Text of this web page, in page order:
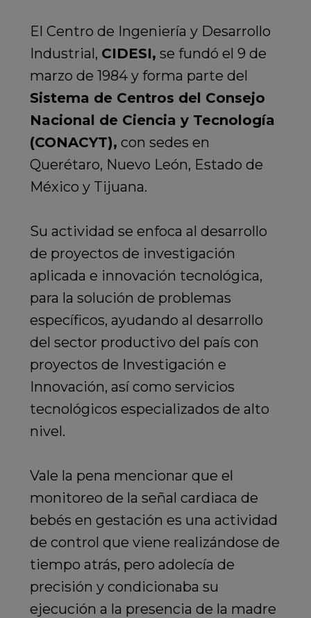
El Centro de Ingeniería y Desarrollo
Industrial, CIDESI, se fundó el 9 de
marzo de 1984 y forma parte del
Sistema de Centros del Consejo
Nacional de Ciencia y Tecnología
(CONACYT), con sedes en
Querétaro, Nuevo León, Estado de
México y Tijuana.
Su actividad se enfoca al desarrollo
de proyectos de investigación
aplicada e innovación tecnológica,
para la solución de problemas
específicos, ayudando al desarrollo
del sector productivo del país con
proyectos de Investigación e
Innovación, así como servicios
tecnológicos especializados de alto
nivel.
Vale la pena mencionar que el
monitoreo de la señal cardiaca de
bebés en gestación es una actividad
de control que viene realizándose de
tiempo atrás, pero adolecía de
precisión y condicionaba su
ejecución a la presencia de la madre